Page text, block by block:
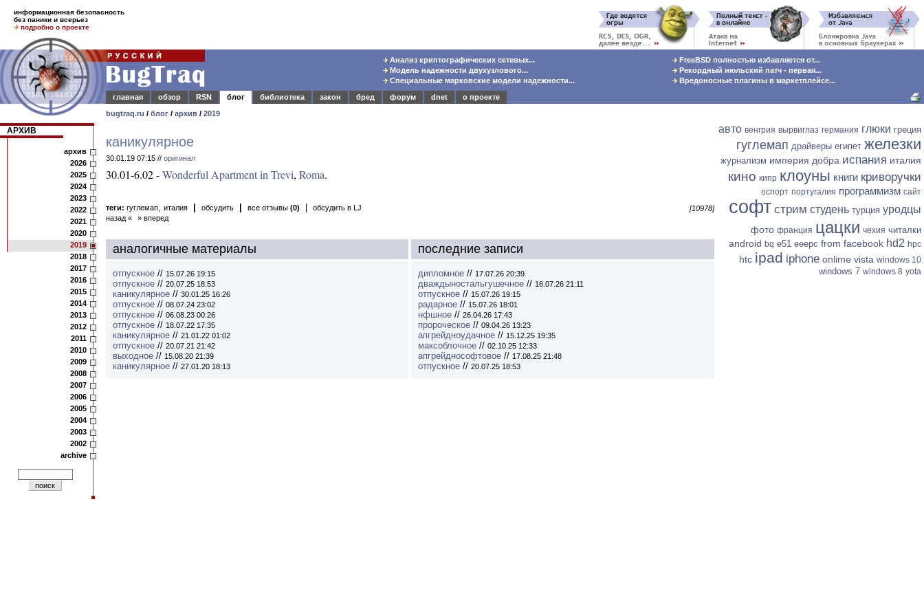
информационная безопасность
без паники и всерьез
подробно о проекте
Анализ криптографических сетевых...
Модель надежности двухузлового...
Специальные марковские модели надежности...
FreeBSD полностью избавляется от...
Рекордный июльский патч - первая...
Вредоносные плагины в маркетплейсе...
главная
обзор RSN блог библиотека закон бред форум dnet
о проекте
bugtraq.ru / блог / архив / 2019
АРХИВ
архив
2026
2025
2024
2023
2022
2021
2020
2019
2018
2017
2016
2015
2014
2013
2012
2011
2010
2009
2008
2007
2006
2005
2004
2003
2002
archive
каникулярное
30.01.19 07:15 // оригинал
30.01-6.02 -Wonderful Apartment in Trevi, Roma.
теги: гуглемап, италия обсудить все отзывы (0) обсудить в LJ
[10978]
назад «
» вперед
аналогичные материалы
отпускное // 15.07.26 19:15
отпускное // 20.07.25 18:53
каникулярное // 30.01.25 16:26
отпускное // 08.07.24 23:02
отпускное // 06.08.23 00:26
отпускное // 18.07.22 17:35
каникулярное // 21.01.22 01:02
отпускное // 20.07.21 21:42
выходное // 15.08.20 21:39
каникулярное // 27.01.20 18:13
последние записи
дипломное // 17.07.26 20:39
дваждыностальгушечное // 16.07.26 21:11
отпускное // 15.07.26 19:15
радарное // 15.07.26 18:01
нфшное // 26.04.26 17:43
пророческое // 09.04.26 13:23
апгрейдноудачное // 15.12.25 19:35
максоблочное // 02.10.25 12:33
апгрейднософтовое // 17.08.25 21:48
отпускное // 20.07.25 18:53
авто венгрия вырвиглаз германия глюки греция
гуглемап драйверы египет железки
журнализм империя добра испания италия
кино кипр клоуны книги криворучки
оспорт португалия программизм сайт
софт стрим студень турция уродцы
фото франция цацки чехия читалки
android bq e51 eeepc from facebook hd2 hpc
htc ipad iphone onlime vista windows 10
windows 7 windows 8 yota